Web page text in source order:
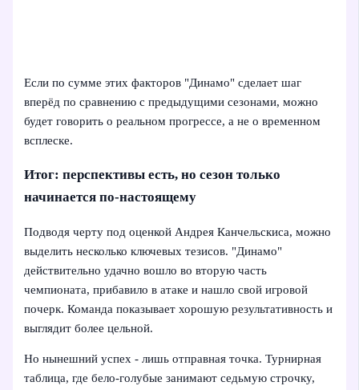
Если по сумме этих факторов "Динамо" сделает шаг
вперёд по сравнению с предыдущими сезонами, можно
будет говорить о реальном прогрессе, а не о временном
всплеске.
Итог: перспективы есть, но сезон только
начинается по-настоящему
Подводя черту под оценкой Андрея Канчельскиса, можно
выделить несколько ключевых тезисов. "Динамо"
действительно удачно вошло во вторую часть
чемпионата, прибавило в атаке и нашло свой игровой
почерк. Команда показывает хорошую результативность и
выглядит более цельной.
Но нынешний успех - лишь отправная точка. Турнирная
таблица, где бело-голубые занимают седьмую строчку,